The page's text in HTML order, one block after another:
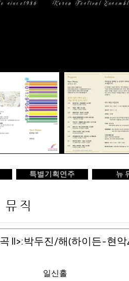
특별기획연주 뉴
뮤직
ll>:박두진/해(하이든-현
일신홀